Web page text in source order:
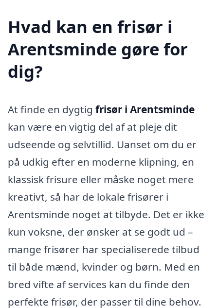
Hvad kan en frisør i
Arentsminde gøre for
dig?
At finde en dygtig frisør i Arentsminde
kan være en vigtig del af at pleje dit
udseende og selvtillid. Uanset om du er
på udkig efter en moderne klipning, en
klassisk frisure eller måske noget mere
kreativt, så har de lokale frisører i
Arentsminde noget at tilbyde. Det er ikke
kun voksne, der ønsker at se godt ud –
mange frisører har specialiserede tilbud
til både mænd, kvinder og børn. Med en
bred vifte af services kan du finde den
perfekte frisør, der passer til dine behov.